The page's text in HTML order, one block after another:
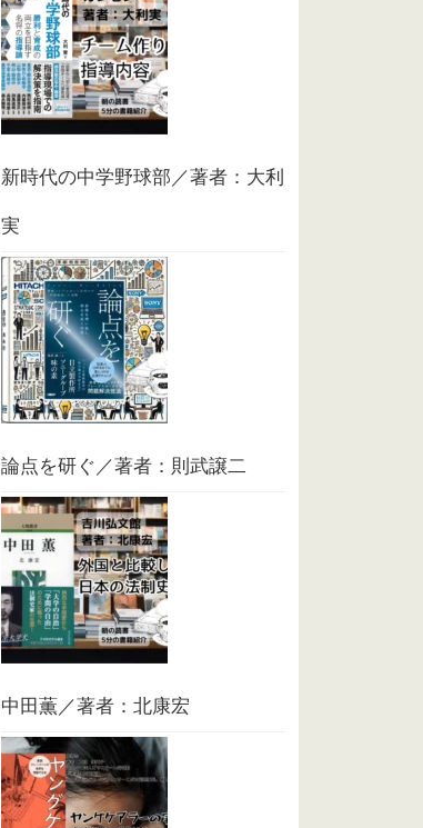
新時代の中学野球部／著者：大利
実
論点を研ぐ／著者：則武譲二
中田薫／著者：北康宏